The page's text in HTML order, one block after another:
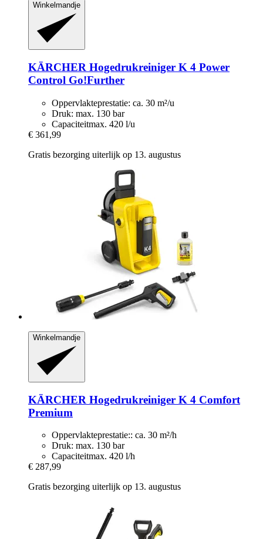
Winkelmandje
KÄRCHER Hogedrukreiniger K 4 Power
Control Go!Further
Oppervlakteprestatie: ca. 30 m²/u
Druk: max. 130 bar
Capaciteitmax. 420 l/u
€ 361,99
Gratis bezorging uiterlijk op 13. augustus
Winkelmandje
KÄRCHER Hogedrukreiniger K 4 Comfort
Premium
Oppervlakteprestatie:: ca. 30 m²/h
Druk: max. 130 bar
Capaciteitmax. 420 l/h
€ 287,99
Gratis bezorging uiterlijk op 13. augustus